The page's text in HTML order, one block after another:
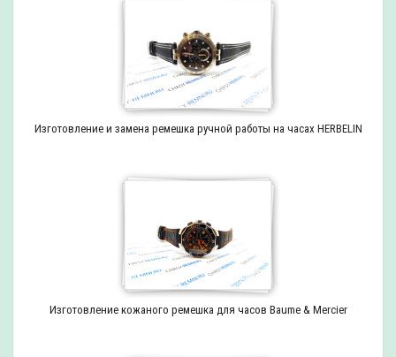
Изготовление и замена ремешка ручной работы на часах HERBELIN
Изготовление кожаного ремешка для часов Baume & Mercier